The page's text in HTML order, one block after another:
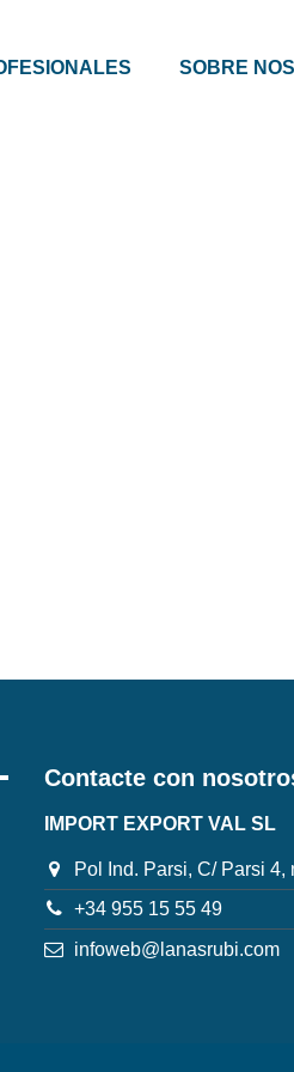
SOBRE
Contacte con
IMPORT EXPORT VAL SL
Pol Ind. Parsi, C/ Parsi 4,
+34 955 15 55 49
infoweb@lanasrubi.com